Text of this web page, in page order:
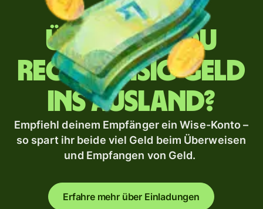
Überweist du
regelmäßig Geld
ins Ausland?
Empfiehl deinem Empfänger ein Wise-Konto –
so spart ihr beide viel Geld beim Überweisen
und Empfangen von Geld.
Erfahre mehr über Einladungen